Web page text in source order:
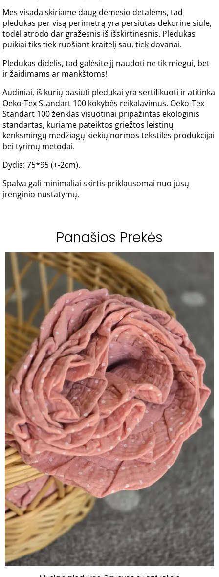
Mes visada skiriame daug dėmesio detalėms, tad
pledukas per visą perimetrą yra persiūtas dekorine siūle,
todėl atrodo dar gražesnis iš išskirtinesnis. Pledukas
puikiai tiks tiek ruošiant kraitelį sau, tiek dovanai.
Pledukas didelis, tad galėsite jį naudoti ne tik miegui, bet
ir žaidimams ar mankštoms!
Audiniai, iš kurių pasiūti pledukai yra sertifikuoti ir atitinka
Oeko-Tex Standart 100 kokybės reikalavimus. Oeko-Tex
Standart 100 ženklas visuotinai pripažintas ekologinis
standartas, kuriame pateiktos griežtos leistinų
kenksmingų medžiagų kiekių normos tekstilės produkcijai
bei tyrimų metodai.
Dydis: 75*95 (+-2cm).
Spalva gali minimaliai skirtis priklausomai nuo jūsų
įrenginio nustatymų.
Panašios Prekės